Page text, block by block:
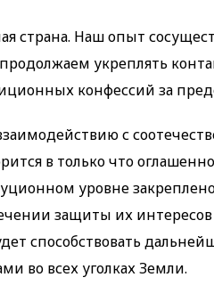
страна. Наш опыт
укреплять
конфессий за
с
в только что
уровне
защиты их
способствовать
во всех уголках Земли.